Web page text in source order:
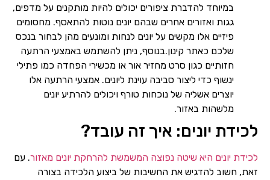
במיוחד להדברת ציפורים יכולים להיות מותקנים על מדפים,
גגות ואזורים אחרים שבהם יונים נוטות להתאסף. מחסומים
פיזיים אלו מקשים על יונים לנחות ומונעים מהן לבחור בנכס
שלכם כאתר קינון.בנוסף, ניתן להשתמש באמצעי הרתעה
חזותיים כגון סרט מחזיר אור או מכשירי הפחדה כמו פתילי
ינשוף כדי ליצור סביבה עוינת ליונים. אמצעי הרתעה אלו
יוצרים אשליה של נוכחות טורף ויכולים להרתיע יונים
מלשהות באזור.
לכידת יונים: איך זה עובד?
לכידת יונים היא שיטה נפוצה המשמשת להרחקת יונים מאזור. עם
זאת, חשוב להדגיש את החשיבות של ביצוע הלכידה בצורה